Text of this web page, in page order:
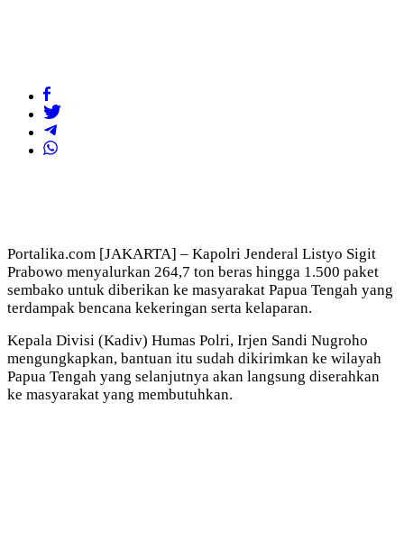
Portalika.com [JAKARTA] – Kapolri Jenderal Listyo Sigit
Prabowo menyalurkan 264,7 ton beras hingga 1.500 paket
sembako untuk diberikan ke masyarakat Papua Tengah yang
terdampak bencana kekeringan serta kelaparan.
Kepala Divisi (Kadiv) Humas Polri, Irjen Sandi Nugroho
mengungkapkan, bantuan itu sudah dikirimkan ke wilayah
Papua Tengah yang selanjutnya akan langsung diserahkan
ke masyarakat yang membutuhkan.